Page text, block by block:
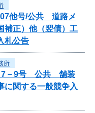
07他号/公共 道路メ
補正）他（翌債）工
札公告
所
7－9号 公共 舗装
に関する一般競争入